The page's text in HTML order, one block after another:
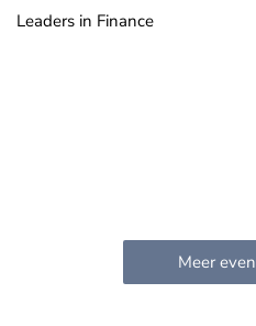
Leaders in Finance